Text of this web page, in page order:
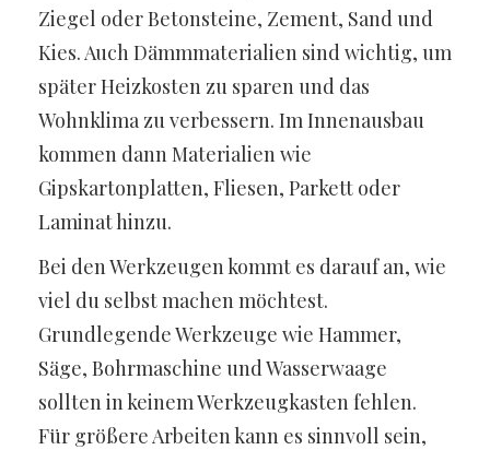
Ziegel oder Betonsteine, Zement, Sand und
Kies. Auch Dämmmaterialien sind wichtig, um
später Heizkosten zu sparen und das
Wohnklima zu verbessern. Im Innenausbau
kommen dann Materialien wie
Gipskartonplatten, Fliesen, Parkett oder
Laminat hinzu.
Bei den Werkzeugen kommt es darauf an, wie
viel du selbst machen möchtest.
Grundlegende Werkzeuge wie Hammer,
Säge, Bohrmaschine und Wasserwaage
sollten in keinem Werkzeugkasten fehlen.
Für größere Arbeiten kann es sinnvoll sein,